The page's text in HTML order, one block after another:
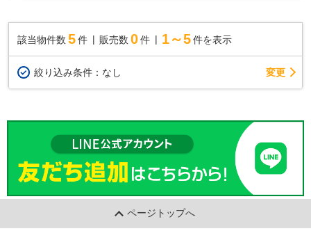
該当物件数 5件 販売数 0 件 1～5 件を表示
絞り込み条件： なし 変更
ページトップへ